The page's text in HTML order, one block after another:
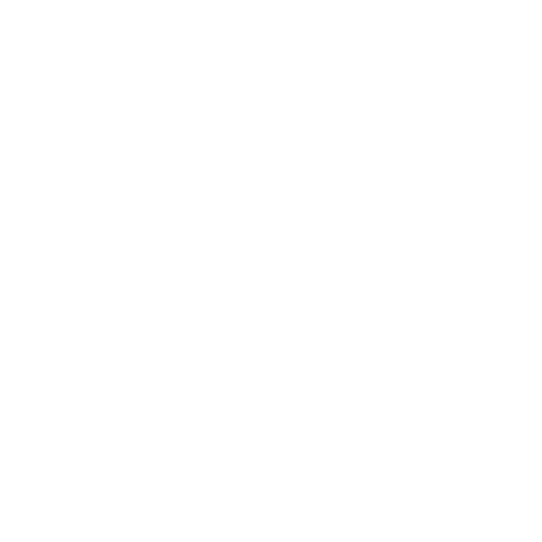
cu un design proaspat, impreuna cu o atmosfera calda